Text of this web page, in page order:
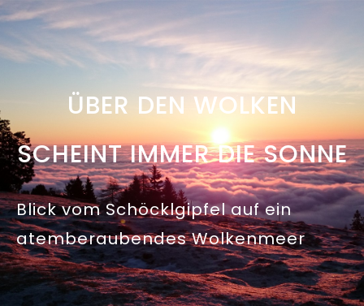
ÜBER DEN WOLKEN
SCHEINT IMMER DIE SONNE
Blick vom Schöcklgipfel auf ein
atemberaubendes Wolkenmeer